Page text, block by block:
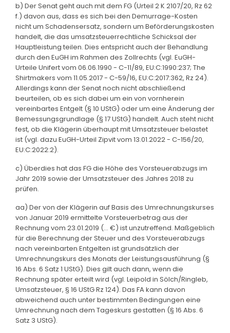
b) Der Senat geht auch mit dem FG (Urteil 2 K 2107/20, Rz 62
f.) davon aus, dass es sich bei den Demurrage-Kosten
nicht um Schadensersatz, sondern um Beförderungskosten
handelt, die das umsatzsteuerrechtliche Schicksal der
Hauptleistung teilen. Dies entspricht auch der Behandlung
durch den EuGH im Rahmen des Zollrechts (vgl. EuGH-
Urteile Unifert vom 06.06.1990 - C-11/89, EU:C:1990:237; The
Shirtmakers vom 11.05.2017 - C-59/16, EU:C:2017:362, Rz 24).
Allerdings kann der Senat noch nicht abschließend
beurteilen, ob es sich dabei um ein von vornherein
vereinbartes Entgelt (§ 10 UStG) oder um eine Änderung der
Bemessungsgrundlage (§ 17 UStG) handelt. Auch steht nicht
fest, ob die Klägerin überhaupt mit Umsatzsteuer belastet
ist (vgl. dazu EuGH-Urteil Zipvit vom 13.01.2022 - C-156/20,
EU:C:2022:2).
c) Überdies hat das FG die Höhe des Vorsteuerabzugs im
Jahr 2019 sowie der Umsatzsteuer des Jahres 2018 zu
prüfen.
aa) Der von der Klägerin auf Basis des Umrechnungskurses
von Januar 2019 ermittelte Vorsteuerbetrag aus der
Rechnung vom 23.01.2019 (... €) ist unzutreffend. Maßgeblich
für die Berechnung der Steuer und des Vorsteuerabzugs
nach vereinbarten Entgelten ist grundsätzlich der
Umrechnungskurs des Monats der Leistungsausführung (§
16 Abs. 6 Satz 1 UStG). Dies gilt auch dann, wenn die
Rechnung später erteilt wird (vgl. Leipold in Sölch/Ringleb,
Umsatzsteuer, § 16 UStG Rz 124). Das FA kann davon
abweichend auch unter bestimmten Bedingungen eine
Umrechnung nach dem Tageskurs gestatten (§ 16 Abs. 6
Satz 3 UStG).